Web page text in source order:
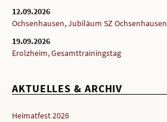
12.09.2026
Ochsenhausen, Jubiläum SZ Ochsenhausen
19.09.2026
Erolzheim, Gesamttrainingstag
AKTUELLES & ARCHIV
Heimatfest 2026